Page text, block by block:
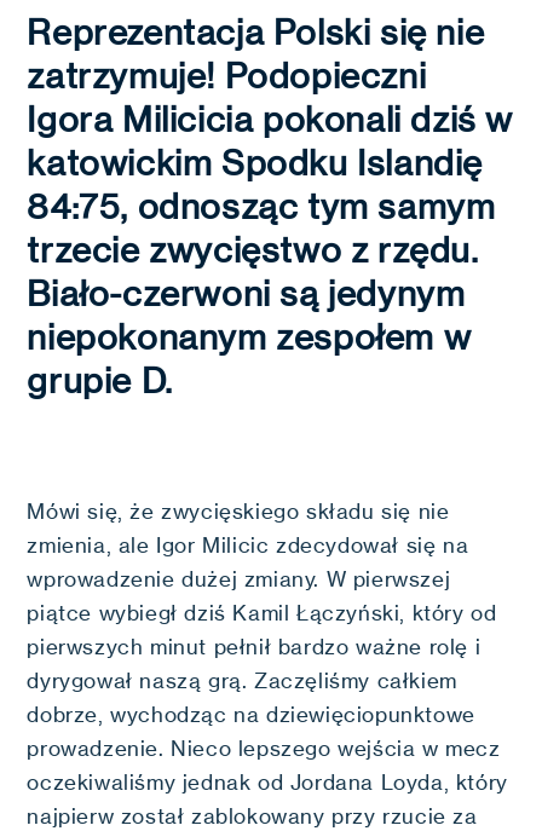
Reprezentacja Polski się nie
zatrzymuje! Podopieczni
Igora Milicicia pokonali dziś w
katowickim Spodku Islandię
84:75, odnosząc tym samym
trzecie zwycięstwo z rzędu.
Biało-czerwoni są jedynym
niepokonanym zespołem w
grupie D.
Mówi się, że zwycięskiego składu się nie
zmienia, ale Igor Milicic zdecydował się na
wprowadzenie dużej zmiany. W pierwszej
piątce wybiegł dziś Kamil Łączyński, który od
pierwszych minut pełnił bardzo ważne rolę i
dyrygował naszą grą. Zaczęliśmy całkiem
dobrze, wychodząc na dziewięciopunktowe
prowadzenie. Nieco lepszego wejścia w mecz
oczekiwaliśmy jednak od Jordana Loyda, który
najpierw został zablokowany przy rzucie za